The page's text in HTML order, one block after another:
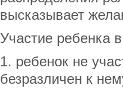
высказывает
Участие ребенка
1. ребенок не
безразличен к